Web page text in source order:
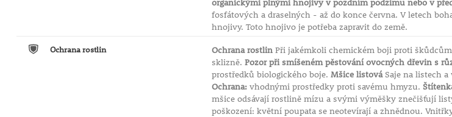
organickými plnými hnojivy v pozdním podzimu nebo v
fosfátových a draselných - až do konce června. V letech
hnojivy. Toto hnojivo je potřeba zapravit do země.
Ochrana rostlin Ochrana rostlinPři jakémkoli chemickém boji proti
sklizně. Pozor při smíšeném pěstování ovocných dřevin s
prostředků biologického boje. Mšice listováSaje na listech
Ochrana:vhodnými prostředky proti savému hmyzu.
mšice odsávají rostlině mízu a svými výměšky znečišťují
poškození: květní poupata se neotevírají a zhnědnou.